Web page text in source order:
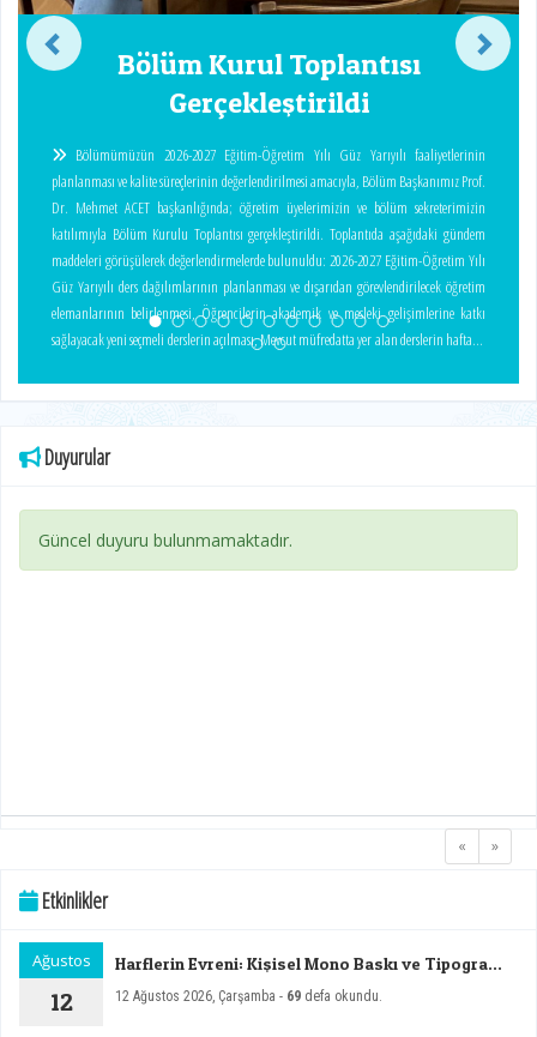
Bölüm Kurul Toplantısı
Gerçekleştirildi
Bölümümüzün 2026-2027 Eğitim-Öğretim Yılı Güz Yarıyılı faaliyetlerinin
planlanması ve kalite süreçlerinin değerlendirilmesi amacıyla, Bölüm Başkanımız Prof.
Dr. Mehmet ACET başkanlığında; öğretim üyelerimizin ve bölüm sekreterimizin
katılımıyla Bölüm Kurulu Toplantısı gerçekleştirildi. Toplantıda aşağıdaki gündem
maddeleri görüşülerek değerlendirmelerde bulunuldu: 2026-2027 Eğitim-Öğretim Yılı
Güz Yarıyılı ders dağılımlarının planlanması ve dışarıdan görevlendirilecek öğretim
elemanlarının belirlenmesi, Öğrencilerin akademik ve mesleki gelişimlerine katkı
sağlayacak yeni seçmeli derslerin açılması, Mevcut müfredatta yer alan derslerin haftalık
kapsamında yürütülen faaliyetlerin, mevcut durumun ve yapılması planlanan
çalışmaların değerlendirilmesi. Toplantıda, eğitim-öğretim süreçlerinin niteliğinin
artırılması, müfredatın güncel ihtiyaçlar doğrultusunda geliştirilmesi ve akreditasyon
Duyurular
Güncel duyuru bulunmamaktadır.
« »
Etkinlikler
Ağustos
12
Harflerin Evreni: Kişisel Mono Baskı ve Tipografi
12 Ağustos 2026, Çarşamba - 69 defa okundu.